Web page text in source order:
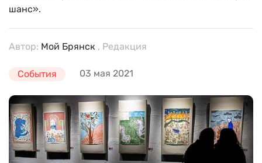
шанс».
Автор: Мой Брянск , Редакция
События 03 мая 2021